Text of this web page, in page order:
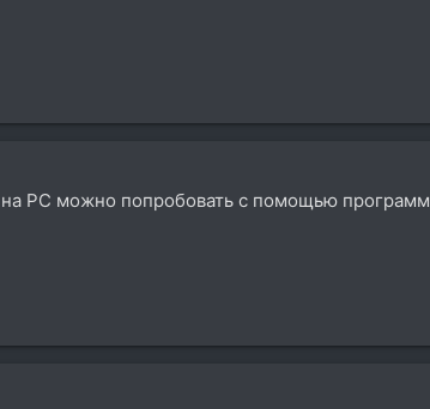
PC можно попробовать с помощью